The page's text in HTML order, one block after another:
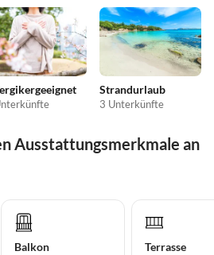
Strandurlaub
3 Unterkünfte
Ausstattungsmerkmale an
Balkon Terrasse